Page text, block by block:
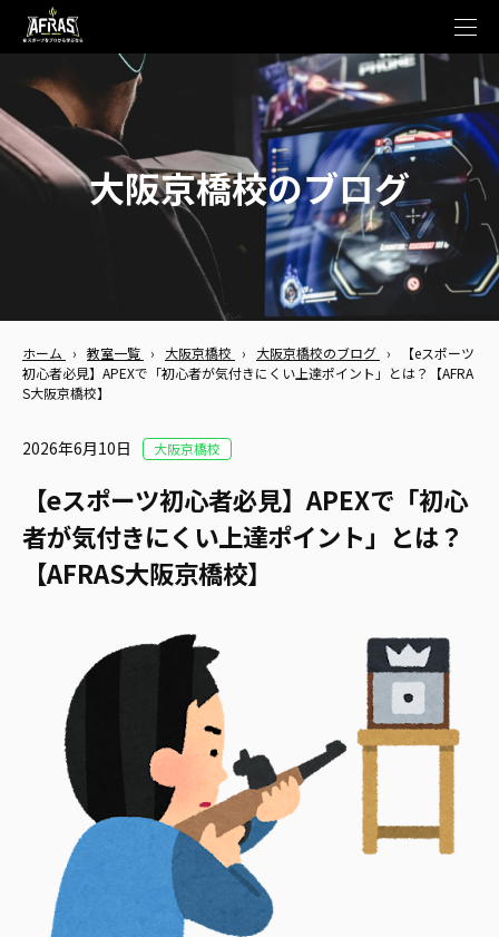
t
e
n
a
v
i
g
a
t
n
大阪京橋校のブログ
ホーム › 教室一覧 › 大阪京橋校 › 大阪京橋校のブログ ›
【eスポーツ
初心者必見】APEXで「初心者が気付きにくい上達ポイント」とは？【AFRA
S大阪京橋校】
2026年6月10日 大阪京橋校
【eスポーツ初心者必見】APEXで「初心
者が気付きにくい上達ポイント」とは？
【AFRAS大阪京橋校】